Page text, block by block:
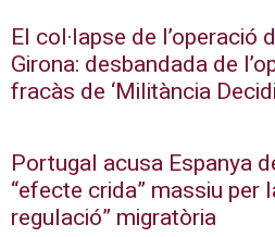
El col·lapse de l’operació
Girona: desbandada de
fracàs de ‘Militància
Portugal acusa Espanya
“efecte crida” massiu per
regulació” migratòria